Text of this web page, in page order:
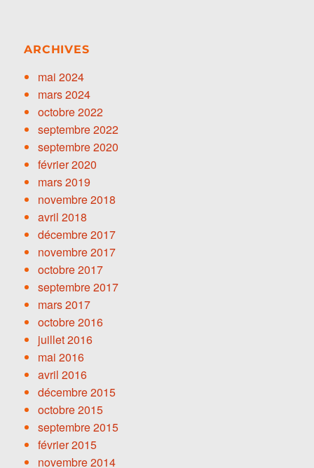
ARCHIVES
mai 2024
mars 2024
octobre 2022
septembre 2022
septembre 2020
février 2020
mars 2019
novembre 2018
avril 2018
décembre 2017
novembre 2017
octobre 2017
septembre 2017
mars 2017
octobre 2016
juillet 2016
mai 2016
avril 2016
décembre 2015
octobre 2015
septembre 2015
février 2015
novembre 2014